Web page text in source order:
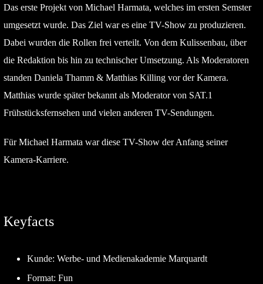
Das erste Projekt von Michael Harmata, welches im ersten Semster
umgesetzt wurde. Das Ziel war es eine TV-Show zu produzieren.
Dabei wurden die Rollen frei verteilt. Von dem Kulissenbau, über
die Redaktion bis hin zu technischer Umsetzung. Als Moderatoren
standen Daniela Thamm & Matthias Killing vor der Kamera.
Matthias wurde später bekannt als Moderator von SAT.1
Frühstücksfernsehen und vielen anderen TV-Sendungen.
Für Michael Harmata war diese TV-Show der Anfang seiner
Kamera-Karriere.
Keyfacts
Kunde: Werbe- und Medienakademie Marquardt
Format: Fun